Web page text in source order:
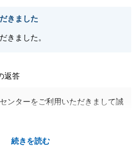
閉じる
きました
きました。
続きを読む
返答
ンターをご利用いただきまして誠
、お住まいの魅力をご丁寧にお伝